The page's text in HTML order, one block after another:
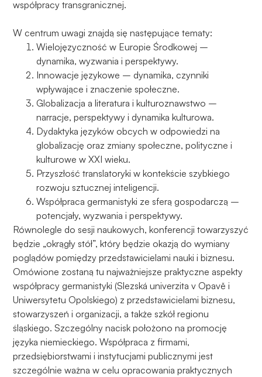
współpracy transgranicznej.
W centrum uwagi znajdą się następujące tematy:
Wielojęzyczność w Europie Środkowej –
dynamika, wyzwania i perspektywy.
Innowacje językowe – dynamika, czynniki
wpływające i znaczenie społeczne.
Globalizacja a literatura i kulturoznawstwo –
narracje, perspektywy i dynamika kulturowa.
Dydaktyka języków obcych w odpowiedzi na
globalizację oraz zmiany społeczne, polityczne i
kulturowe w XXI wieku.
Przyszłość translatoryki w kontekście szybkiego
rozwoju sztucznej inteligencji.
Współpraca germanistyki ze sferą gospodarczą –
potencjały, wyzwania i perspektywy.
Równolegle do sesji naukowych, konferencji towarzyszyć
będzie „okrągły stół”, który będzie okazją do wymiany
poglądów pomiędzy przedstawicielami nauki i biznesu.
Omówione zostaną tu najważniejsze praktyczne aspekty
współpracy germanistyki (Slezská univerzita v Opavě i
Uniwersytetu Opolskiego) z przedstawicielami biznesu,
stowarzyszeń i organizacji, a także szkół regionu
śląskiego. Szczególny nacisk położono na promocję
języka niemieckiego. Współpraca z firmami,
przedsiębiorstwami i instytucjami publicznymi jest
szczególnie ważna w celu opracowania praktycznych
niektóre funkcje
internetowej.
Marketing
Udostępniając
swoje
zainteresowania i
zachowania
podczas
odwiedzania naszej
strony, zwiększasz
szansę na
zobaczenie
spersonalizowanych
treści i ofert.